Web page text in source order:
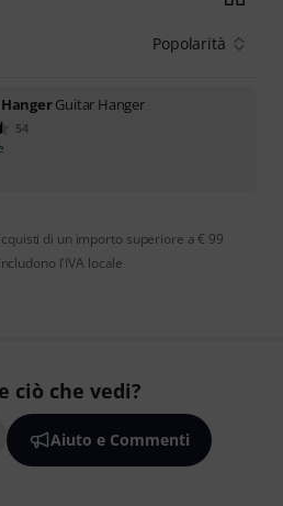
Popolarità
Guitar Hanger
54
di un importo superiore a € 99
l'IVA locale
ciò che vedi?
Aiuto e Commenti